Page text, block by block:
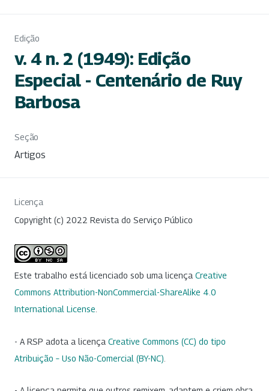
Edição
v. 4 n. 2 (1949): Edição
Especial - Centenário de Ruy
Barbosa
Seção
Artigos
Licença
Copyright (c) 2022 Revista do Serviço Público
Este trabalho está licenciado sob uma licença Creative
Commons Attribution-NonCommercial-ShareAlike 4.0
International License
- A RSP adota a licença Creative Commons (CC) do tipo
Atribuição – Uso Não-Comercial (BY-NC)